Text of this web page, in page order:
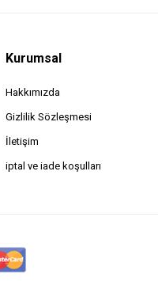
Kurumsal
Hakkımızda
Gizlilik Sözleşmesi
İletişim
iptal ve iade koşulları